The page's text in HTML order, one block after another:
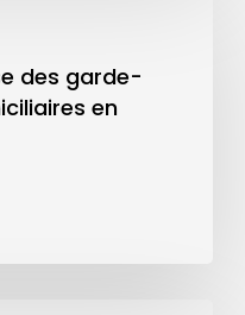
des garde-
en